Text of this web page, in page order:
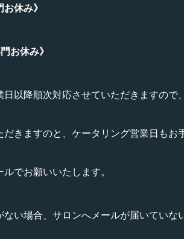
休み》
お休み》
以降順次対応させていただきますので
きますのと、ケータリング営業日もお
でお願いいたします。
い場合、サロンへメールが届いていな